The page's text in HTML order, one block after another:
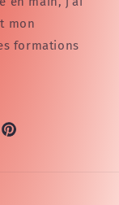
mon
formations
Pinterest